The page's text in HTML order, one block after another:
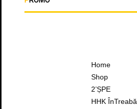
Home
Shop
2’ȘPE
HHK ÎnTreabă